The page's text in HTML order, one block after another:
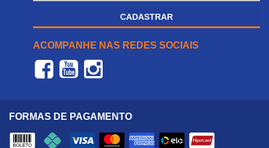
CADASTRAR
ACOMPANHE NAS REDES SOCIAIS
FORMAS DE PAGAMENTO